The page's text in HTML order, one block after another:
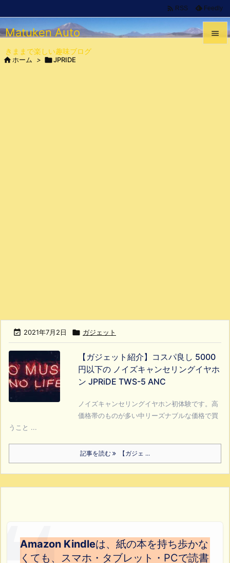
Matuken Auto
きままで楽しい趣味ブログ

 RSS Feedly
ホーム > JPRIDE
 2021年7月2日  ガジェット
【ガジェット紹介】コスパ良し 5000
円以下の ノイズキャンセリングイヤホ
ン JPRiDE TWS-5 ANC
ノイズキャンセリングイヤホン初体験です。高
価格帯のものが多い中リーズナブルな価格で買
うこと ...
記事を読む 【ガジェ ...
Amazon Kindleは、紙の本を持ち歩かな
くても、スマホ・タブレット・PCで読書